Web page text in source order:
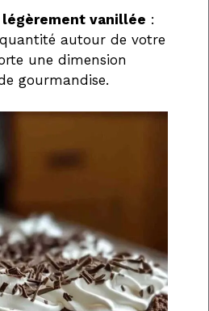
légèrement vanillée :
autour de votre
une dimension
gourmandise.